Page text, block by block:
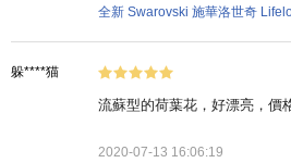
躲****猫
流蘇型的荷葉花，好漂亮，價
2020-07-13 16:06:19